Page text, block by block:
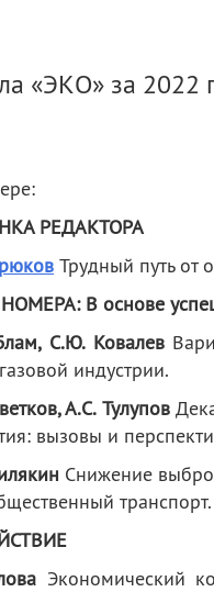
советы
«ЭКО» за 2022
РЕДАКТОРА
Трудный путь от
В основе
С.Ю. Ковалев
индустрии.
А.С. Тулупов
вызовы и
Снижение
транспорт.
Экономический